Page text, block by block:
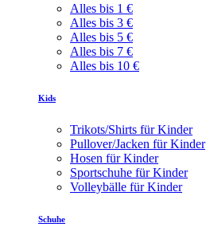
Alles bis 1 €
Alles bis 3 €
Alles bis 5 €
Alles bis 7 €
Alles bis 10 €
Kids
Trikots/Shirts für Kinder
Pullover/Jacken für Kinder
Hosen für Kinder
Sportschuhe für Kinder
Volleybälle für Kinder
Schuhe